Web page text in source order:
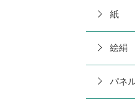
紙
絵絹
パネ